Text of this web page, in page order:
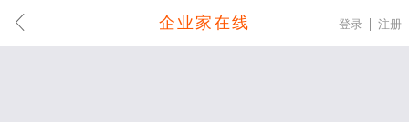
企业家在线 登录 注册